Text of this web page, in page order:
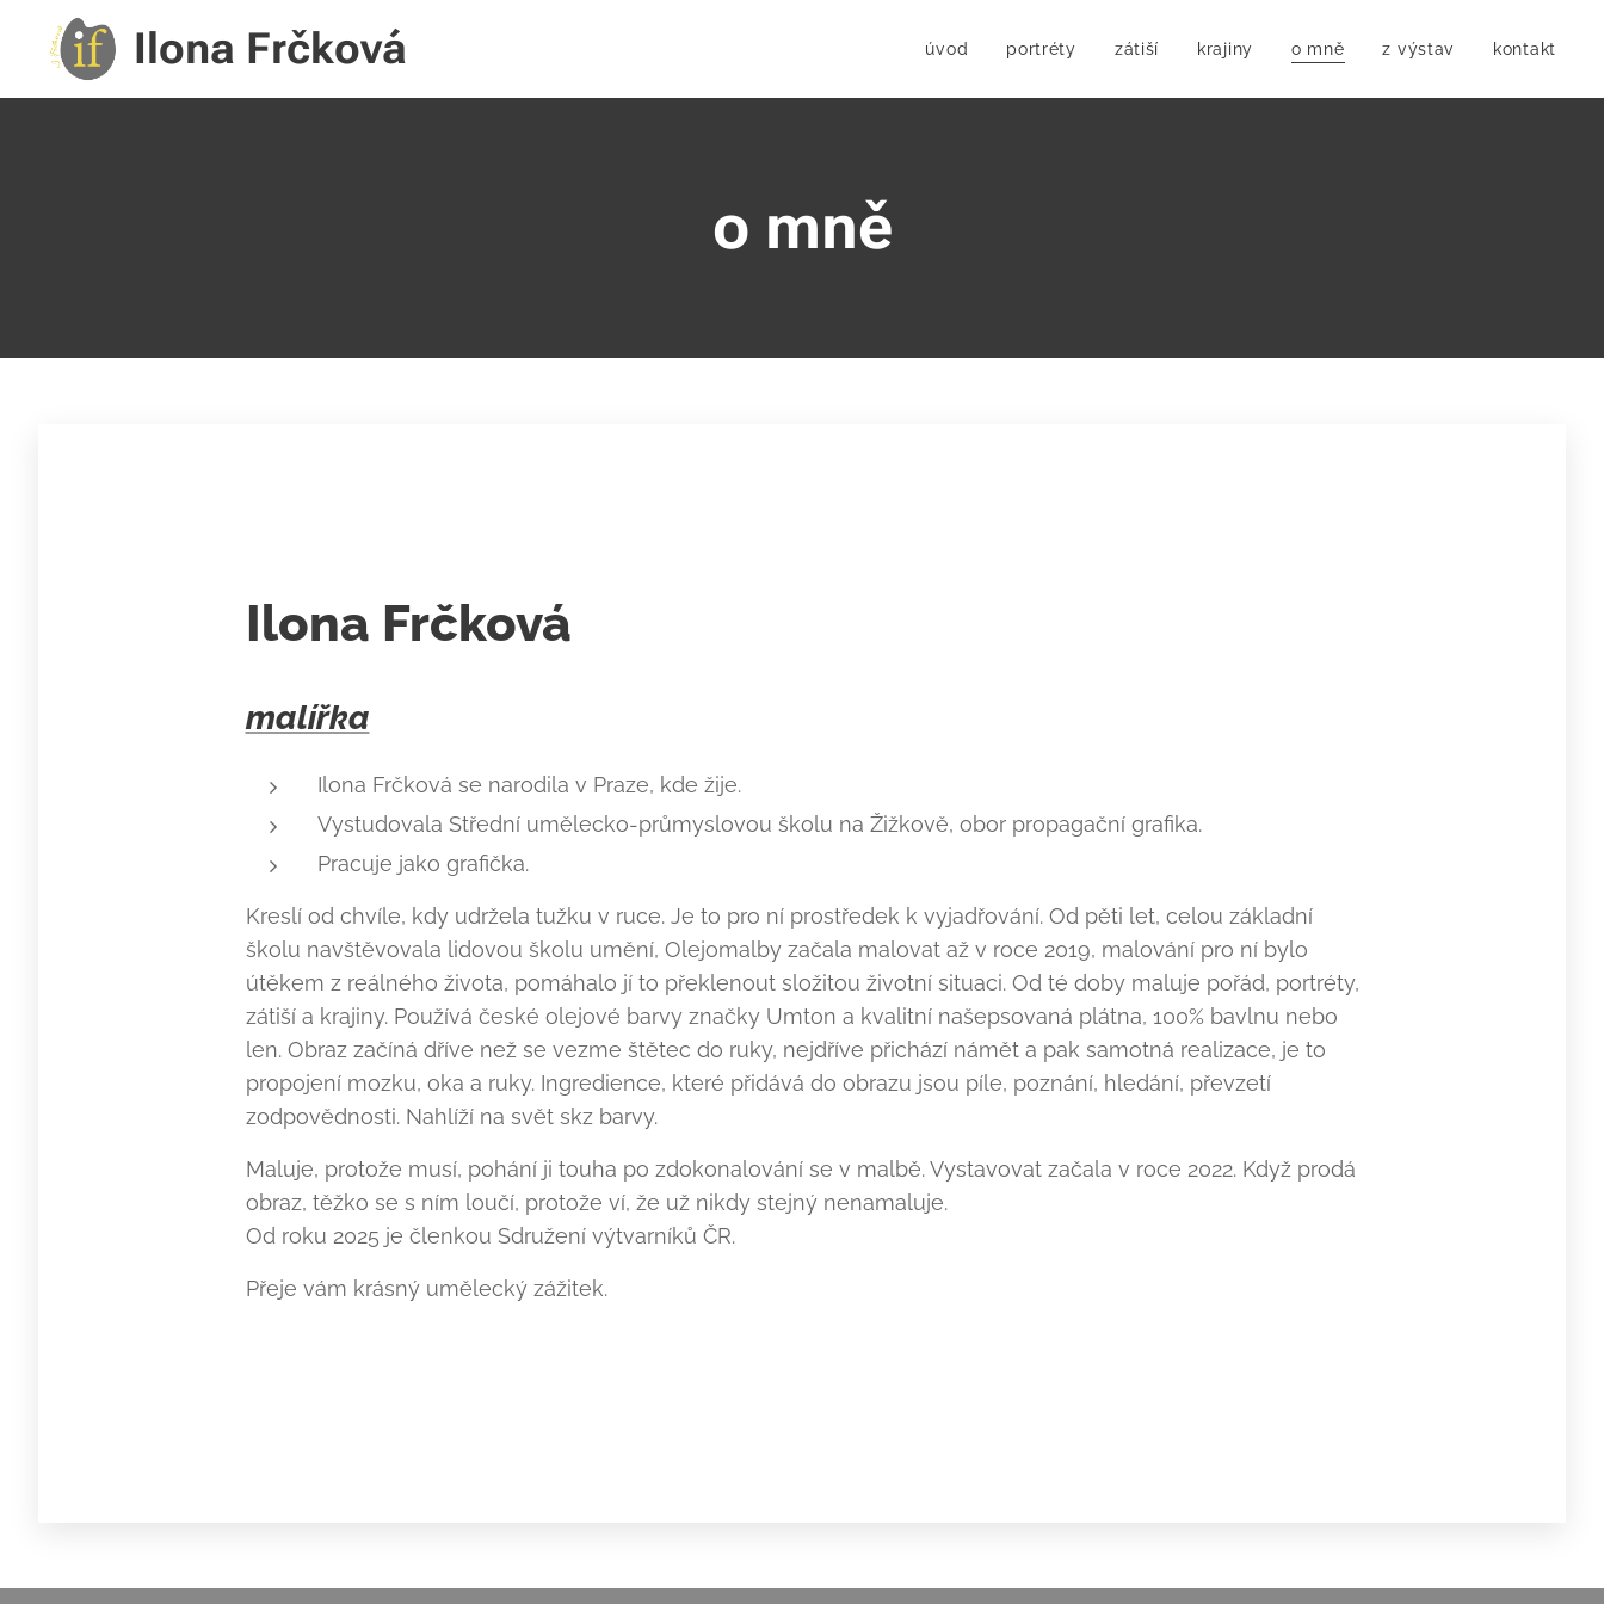
Ilona Frčková úvod portréty zátiší krajiny o mně z výstav kontakt
o mně
Ilona Frčková
malířka
Ilona Frčková se narodila v Praze, kde žije.
Vystudovala Střední umělecko-průmyslovou školu na Žižkově, obor propagační grafika.
Pracuje jako grafička.
Kreslí od chvíle, kdy udržela tužku v ruce. Je to pro ní prostředek k vyjadřování. Od pěti let, celou základní
školu navštěvovala lidovou školu umění, Olejomalby začala malovat až v roce 2019, malování pro ní bylo
útěkem z reálného života, pomáhalo jí to překlenout složitou životní situaci. Od té doby maluje pořád, portréty,
zátiší a krajiny. Používá české olejové barvy značky Umton a kvalitní našepsovaná plátna, 100% bavlnu nebo
len. Obraz začíná dříve než se vezme štětec do ruky, nejdříve přichází námět a pak samotná realizace, je to
propojení mozku, oka a ruky. Ingredience, které přidává do obrazu jsou píle, poznání, hledání, převzetí
zodpovědnosti. Nahlíží na svět skz barvy.
Maluje, protože musí, pohání ji touha po zdokonalování se v malbě. Vystavovat začala v roce 2022. Když prodá
obraz, těžko se s ním loučí, protože ví, že už nikdy stejný nenamaluje.
Od roku 2025 je členkou Sdružení výtvarníků ČR.
Přeje vám krásný umělecký zážitek.